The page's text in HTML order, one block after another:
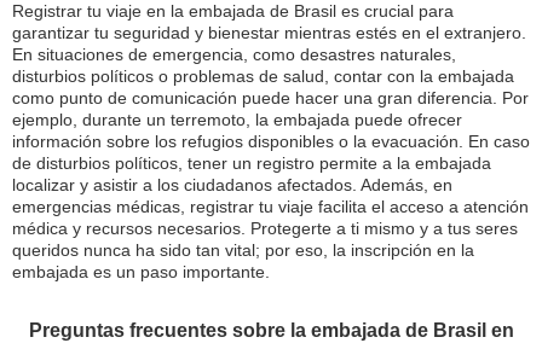
Registrar tu viaje en la embajada de Brasil es crucial para
garantizar tu seguridad y bienestar mientras estés en el extranjero.
En situaciones de emergencia, como desastres naturales,
disturbios políticos o problemas de salud, contar con la embajada
como punto de comunicación puede hacer una gran diferencia. Por
ejemplo, durante un terremoto, la embajada puede ofrecer
información sobre los refugios disponibles o la evacuación. En caso
de disturbios políticos, tener un registro permite a la embajada
localizar y asistir a los ciudadanos afectados. Además, en
emergencias médicas, registrar tu viaje facilita el acceso a atención
médica y recursos necesarios. Protegerte a ti mismo y a tus seres
queridos nunca ha sido tan vital; por eso, la inscripción en la
embajada es un paso importante.
Preguntas frecuentes sobre la embajada de Brasil en